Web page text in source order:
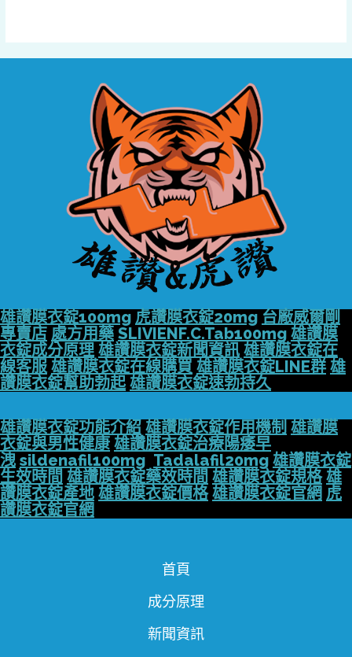
雄讚膜衣錠100mg 虎讚膜衣錠20mg 台廠威爾剛
專賣店 處方用藥 SLIVIENF.C.Tab100mg 雄讚膜
衣錠成分原理 雄讚膜衣錠新聞資訊 雄讚膜衣錠在
線客服 雄讚膜衣錠在線購買 雄讚膜衣錠LINE群 雄
讚膜衣錠幫助勃起 雄讚膜衣錠速勃持久
雄讚膜衣錠功能介紹 雄讚膜衣錠作用機制 雄讚膜
衣錠與男性健康 雄讚膜衣錠治療陽痿早
洩 sildenafil100mg Tadalafil20mg 雄讚膜衣錠
生效時間 雄讚膜衣錠藥效時間 雄讚膜衣錠規格 雄
讚膜衣錠產地 雄讚膜衣錠價格 雄讚膜衣錠官網 虎
讚膜衣錠官網
首頁
成分原理
新聞資訊